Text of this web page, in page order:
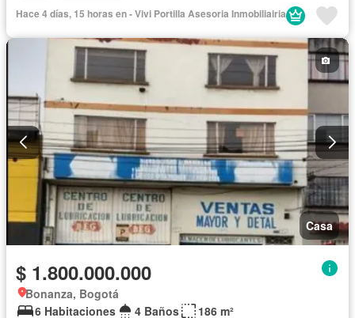
Hace 4 días, 15 horas en - Vivi Portilla Asesoria Inmobiliairia
Casa
$ 1.800.000.000
Bonanza, Bogotá
6 Habitaciones
4 Baños 186 m²